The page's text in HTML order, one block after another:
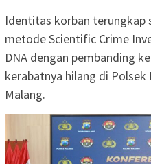
Identitas korban terungkap
metode Scientific Crime
DNA dengan pembanding
kerabatnya hilang di
Malang.